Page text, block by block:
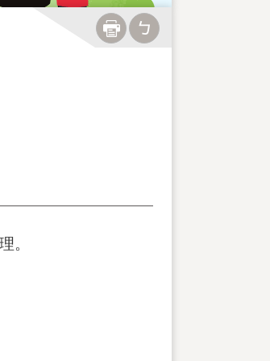
。